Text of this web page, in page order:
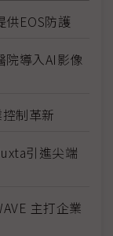
供EOS防護
院導入AI影像
制革新
引進尖端
主打企業